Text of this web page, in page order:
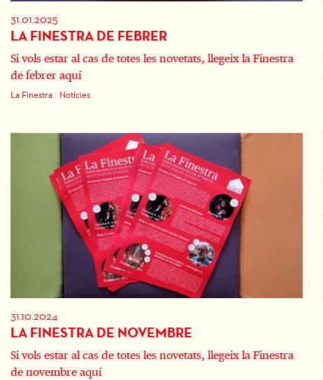
31.01.2025
LA FINESTRA DE FEBRER
Si vols estar al cas de totes les novetats, llegeix la Finestra
de febrer aquí
La Finestra Notícies
31.10.2024
LA FINESTRA DE NOVEMBRE
Si vols estar al cas de totes les novetats, llegeix la Finestra
de novembre aquí